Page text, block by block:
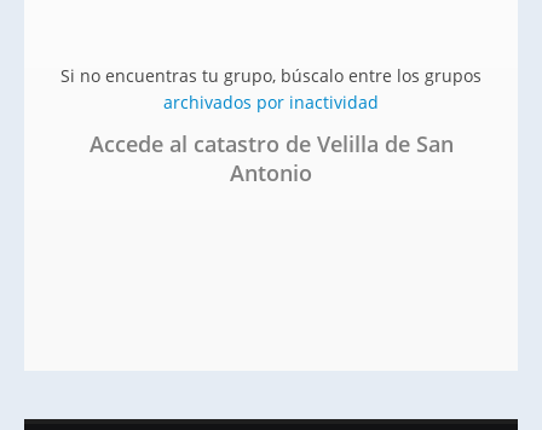
Si no encuentras tu grupo, búscalo entre los grupos
archivados por inactividad
Accede al catastro de Velilla de San
Antonio